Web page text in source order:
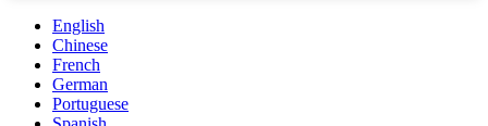
English
Chinese
French
German
Portuguese